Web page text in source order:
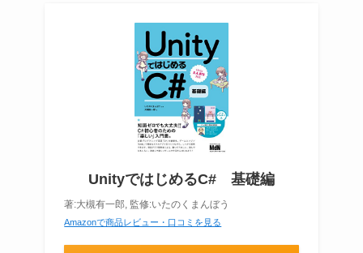
UnityではじめるC# 基礎編
著:大槻有一郎, 監修:いたのくまんぼう
Amazonで商品レビュー・口コミを見る